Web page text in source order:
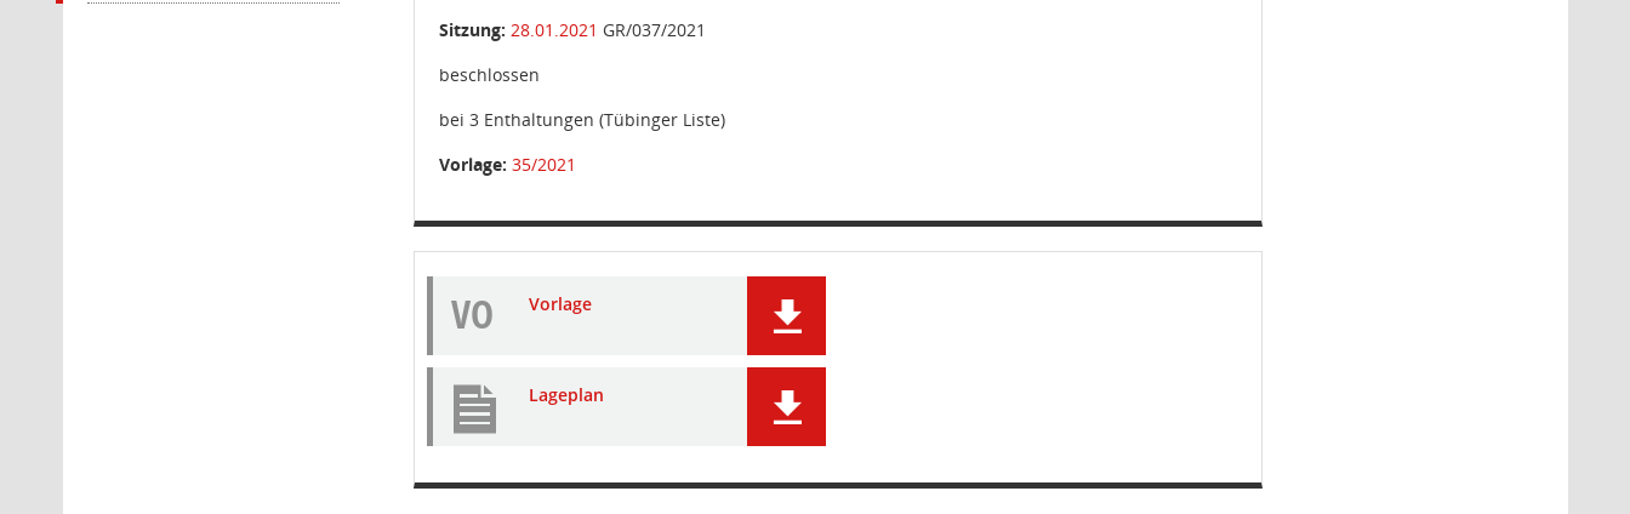
Sitzung: 28.01.2021 GR/037/2021
beschlossen
bei 3 Enthaltungen (Tübinger Liste)
Vorlage: 35/2021
VO Vorlage
Lageplan